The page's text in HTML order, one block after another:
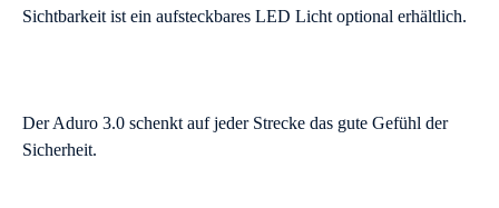
Sichtbarkeit ist ein aufsteckbares LED Licht optional erhältlich.
Der Aduro 3.0 schenkt auf jeder Strecke das gute Gefühl der
Sicherheit.